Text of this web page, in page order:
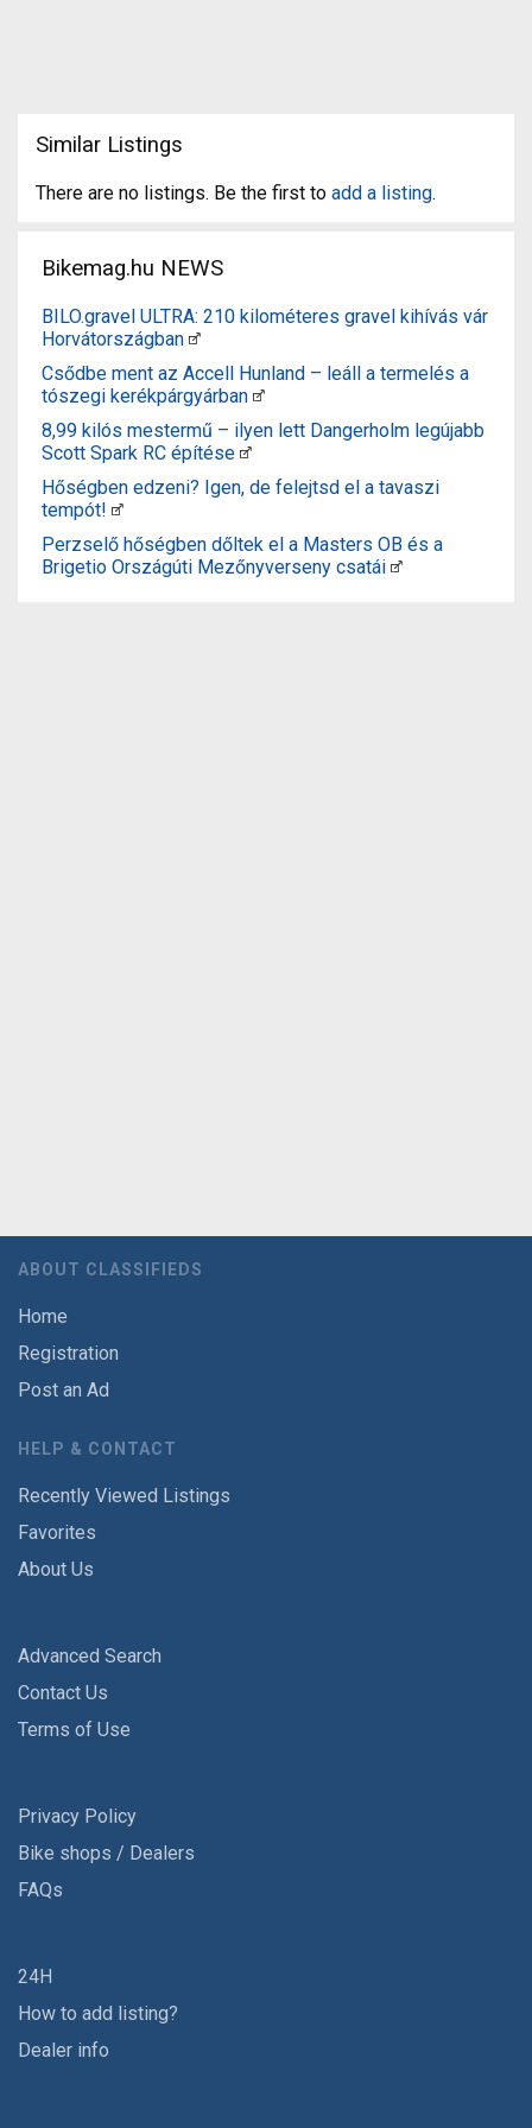
Similar Listings
There are no listings. Be the first to add a listing.
Bikemag.hu NEWS
BILO.gravel ULTRA: 210 kilométeres gravel kihívás vár
Horvátországban
Csődbe ment az Accell Hunland – leáll a termelés a
tószegi kerékpárgyárban
8,99 kilós mestermű – ilyen lett Dangerholm legújabb
Scott Spark RC építése
Hőségben edzeni? Igen, de felejtsd el a tavaszi
tempót!
Perzselő hőségben dőltek el a Masters OB és a
Brigetio Országúti Mezőnyverseny csatái
ABOUT CLASSIFIEDS
Home
Registration
Post an Ad
HELP & CONTACT
Recently Viewed Listings
Favorites
About Us
Advanced Search
Contact Us
Terms of Use
Privacy Policy
Bike shops / Dealers
FAQs
24H
How to add listing?
Dealer info